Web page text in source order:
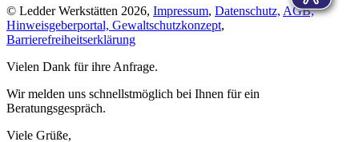
© Ledder Werkstätten 2026, Impressum, Datenschutz, AGB,
Hinweisgeberportal, Gewaltschutzkonzept,
Barrierefreiheitserklärung
Vielen Dank für ihre Anfrage.
Wir melden uns schnellstmöglich bei Ihnen für ein
Beratungsgespräch.
Viele Grüße,